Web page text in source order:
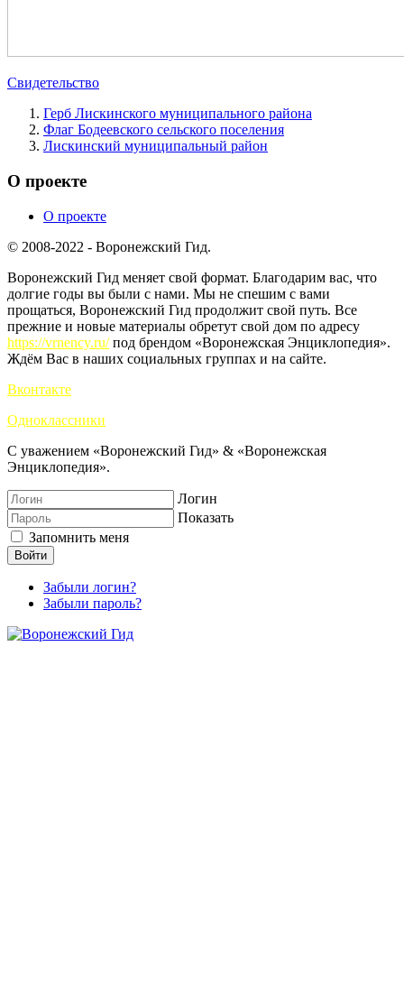
Свидетельство
Герб Лискинского муниципального района
Флаг Бодеевского сельского поселения
Лискинский муниципальный район
О проекте
О проекте
© 2008-2022 - Воронежский Гид.
Воронежский Гид меняет свой формат. Благодарим вас, что
долгие годы вы были с нами. Мы не спешим с вами
прощаться, Воронежский Гид продолжит свой путь. Все
прежние и новые материалы обретут свой дом по адресу
https://vrnency.ru/под брендом «Воронежская Энциклопедия».
Ждём Вас в наших социальных группах и на сайте.
Вконтакте
Одноклассники
С уважением «Воронежский Гид» & «Воронежская
Энциклопедия».
Логин
Показать
Запомнить меня
Войти
Забыли логин?
Забыли пароль?